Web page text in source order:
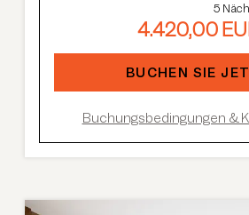
kostenloser
geführte Skisafaris etc.
Im Sommer:kostenlose
47 Eintritt, geführte
5
4.420,00
BUCHEN SIE
Buchungsbedingungen &